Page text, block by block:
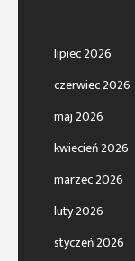
lipiec 2026
czerwiec 2026
maj 2026
kwiecień 2026
marzec 2026
luty 2026
styczeń 2026